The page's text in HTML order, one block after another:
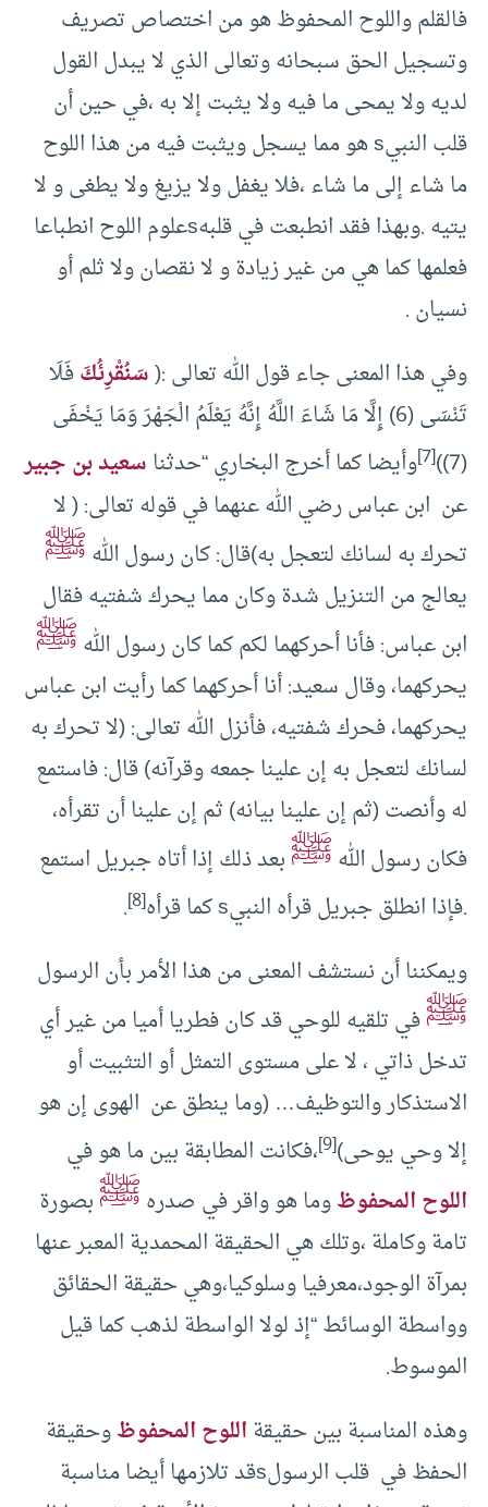
فالقلم واللوح المحفوظ هو من اختصاص تصريف
وتسجيل الحق سبحانه وتعالى الذي لا يبدل القول
لديه ولا يمحى ما فيه ولا يثبت إلا به ،في حين أن
قلب النبيs هو مما يسجل ويثبت فيه من هذا اللوح
ما شاء إلى ما شاء ،فلا يغفل ولا يزيغ ولا يطغى و لا
يتيه .وبهذا فقد انطبعت في قلبهsعلوم اللوح انطباعا
فعلمها كما هي من غير زيادة و لا نقصان ولا ثلم أو
نسيان .
وفي هذا المعنى جاء قول الله تعالى :(سَنُقْرِئُكَفَلَا
تَنْسَى (6) إِلَّا مَا شَاءَ اللَّهُ إِنَّهُ يَعْلَمُ الْجَهْرَ وَمَا يَخْفَى
(7))
[7] وأيضا كما أخرج البخاري “حدثناسعيد بن جبير
عن ابن عباس رضي الله عنهما في قوله تعالى: ( لا
تحرك به لسانك لتعجل به)قال: كان رسول اللهﷺ
يعالج من التنزيل شدة وكان مما يحرك شفتيه فقال
ابن عباس: فأنا أحركهما لكم كما كان رسول اللهﷺ
يحركهما، وقال سعيد: أنا أحركهما كما رأيت ابن عباس
يحركهما، فحرك شفتيه، فأنزل الله تعالى: (لا تحرك به
لسانك لتعجل به إن علينا جمعه وقرآنه) قال: فاستمع
له وأنصت (ثم إن علينا بيانه) ثم إن علينا أن تقرأه،
فكان رسول اللهﷺبعد ذلك إذا أتاه جبريل استمع
.فإذا انطلق جبريل قرأه النبيs كما قرأه
[8]
.
ويمكننا أن نستشف المعنى من هذا الأمر بأن الرسول
ﷺفي تلقيه للوحي قد كان فطريا أميا من غير أي
تدخل ذاتي ، لا على مستوى التمثل أو التثبيت أو
الاستذكار والتوظيف… (وما ينطق عن الهوى إن هو
إلا وحي يوحى)[9] ،فكانت المطابقة بين ما هو في
اللوح المحفوظوما هو واقر في صدرهﷺبصورة
تامة وكاملة ،وتلك هي الحقيقة المحمدية المعبر عنها
بمرآة الوجود،معرفيا وسلوكيا،وهي حقيقة الحقائق
وواسطة الوسائط “إذ لولا الواسطة لذهب كما قيل
الموسوط.
وهذه المناسبة بين حقيقةاللوح المحفوظوحقيقة
الحفظ في قلب الرسولsقد تلازمها أيضا مناسبة